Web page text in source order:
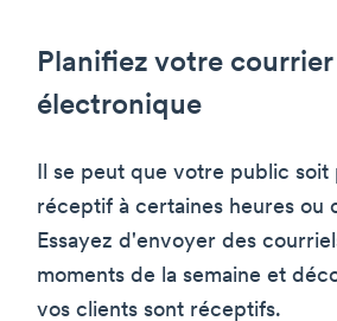
Planifiez votre courrier
électronique
Il se peut que votre public
réceptif à certaines heures ou
Essayez d'envoyer des
moments de la semaine et
vos clients sont réceptifs.